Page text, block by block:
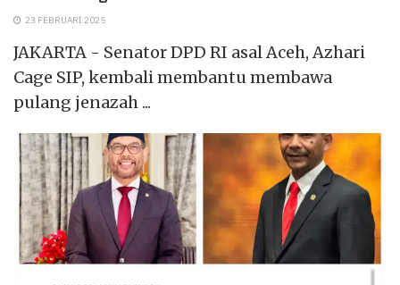
23 FEBRUARI 2025
JAKARTA - Senator DPD RI asal Aceh, Azhari
Cage SIP, kembali membantu membawa
pulang jenazah ...